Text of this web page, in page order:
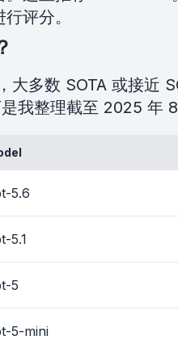
评分。
大多数 SOTA 或接近
我整理截至 2025 年
5.6
5.1
5
5-mini